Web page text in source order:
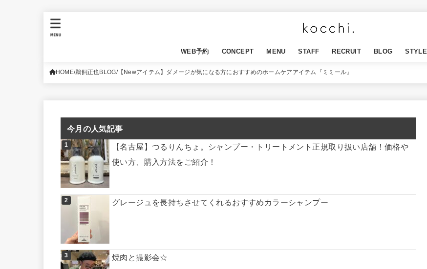
WEB予約 CONCEPT MENU STAFF RECRUIT BLOG STYLE
MENU
HOME 鵜飼正也BLOG 【Newアイテム】ダメージが気になる方におすすめのホームケアアイテム『ミミール』
今月の人気記事
【名古屋】つるりんちょ。シャンプー・トリートメント正規取り扱い店舗！価格や
使い方、購入方法をご紹介！
グレージュを長持ちさせてくれるおすすめカラーシャンプー
焼肉と撮影会☆